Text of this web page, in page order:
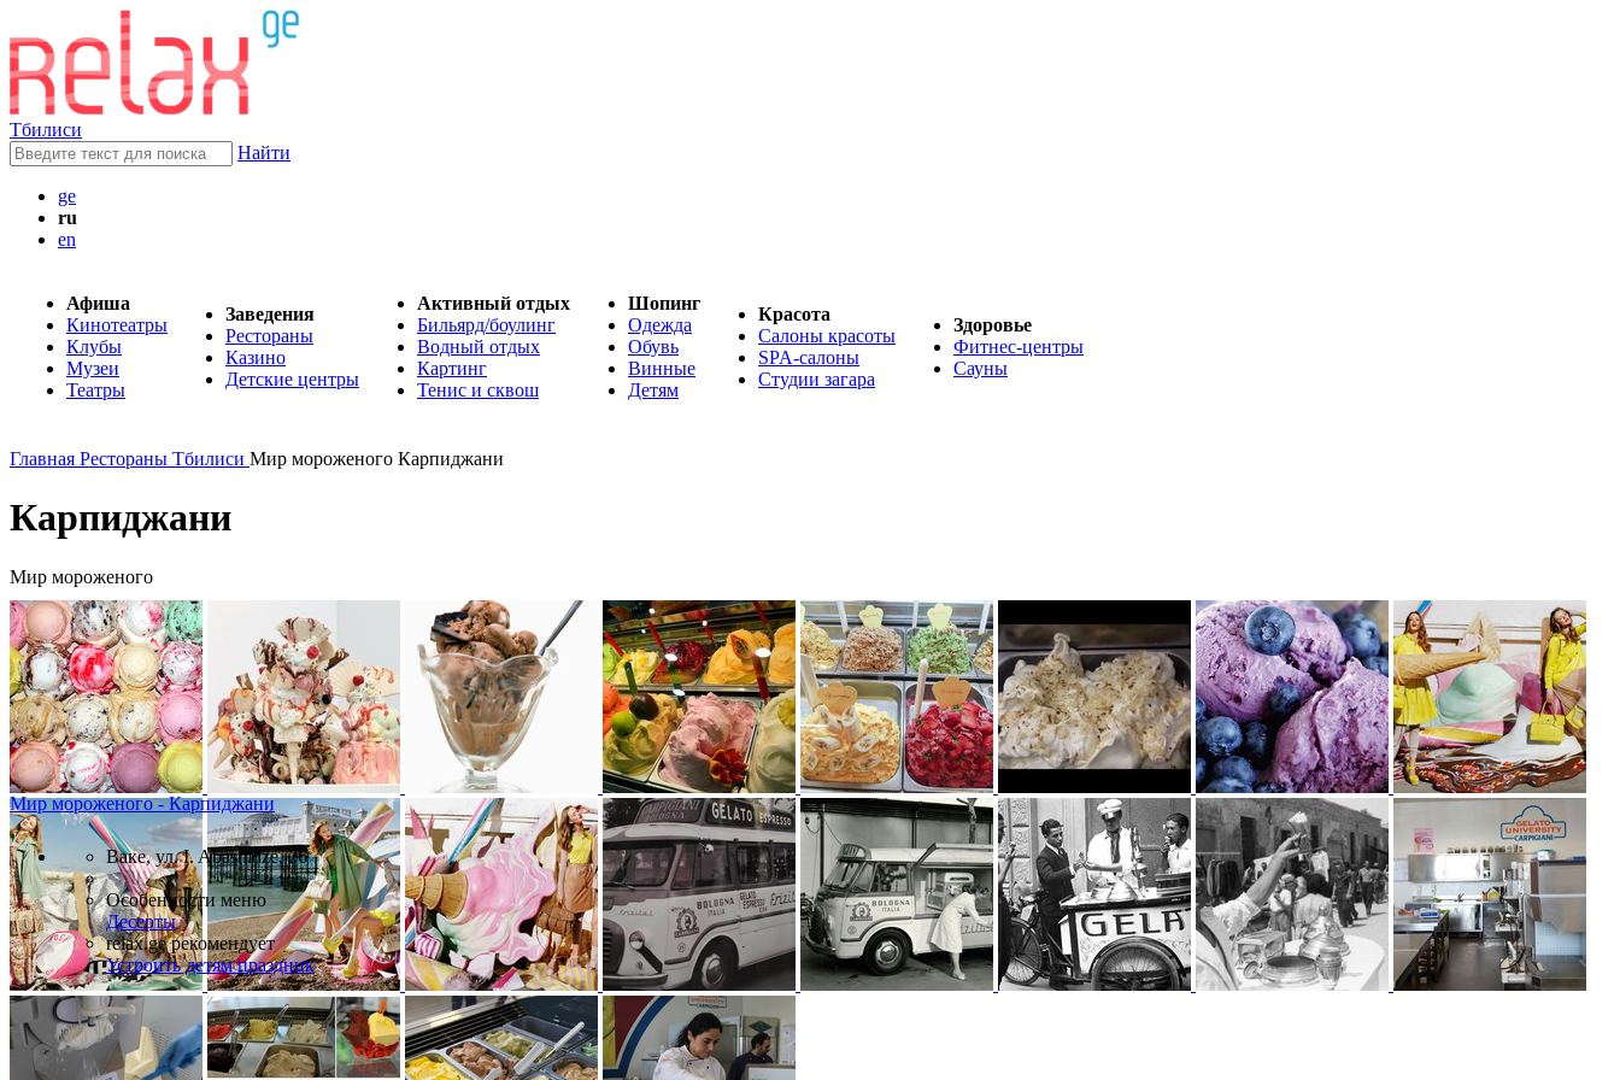
Тбилиси
Найти
ge
ru
en
Афиша
Кинотеатры
Клубы
Музеи
Театры
Заведения
Рестораны
Казино
Детские центры
Активный отдых
Бильярд/боулинг
Водный отдых
Картинг
Тенис и сквош
Шопинг
Одежда
Обувь
Винные
Детям
Красота
Салоны красоты
SPA-салоны
Студии загара
Здоровье
Фитнес-центры
Сауны
Главная Рестораны Тбилиси Мир мороженого Карпиджани
Карпиджани
Мир мороженого
Мир мороженого - Карпиджани
Ваке, ул. I. Abashidze, 26
Особенности меню
Десерты
relax.ge рекомендует
Устроить детям праздник